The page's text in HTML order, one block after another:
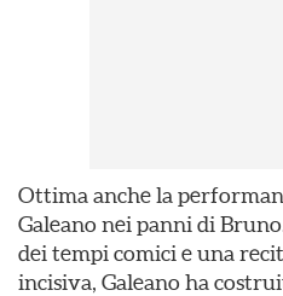
Ottima anche la
Galeano nei panni di
dei tempi comici e una
incisiva, Galeano ha